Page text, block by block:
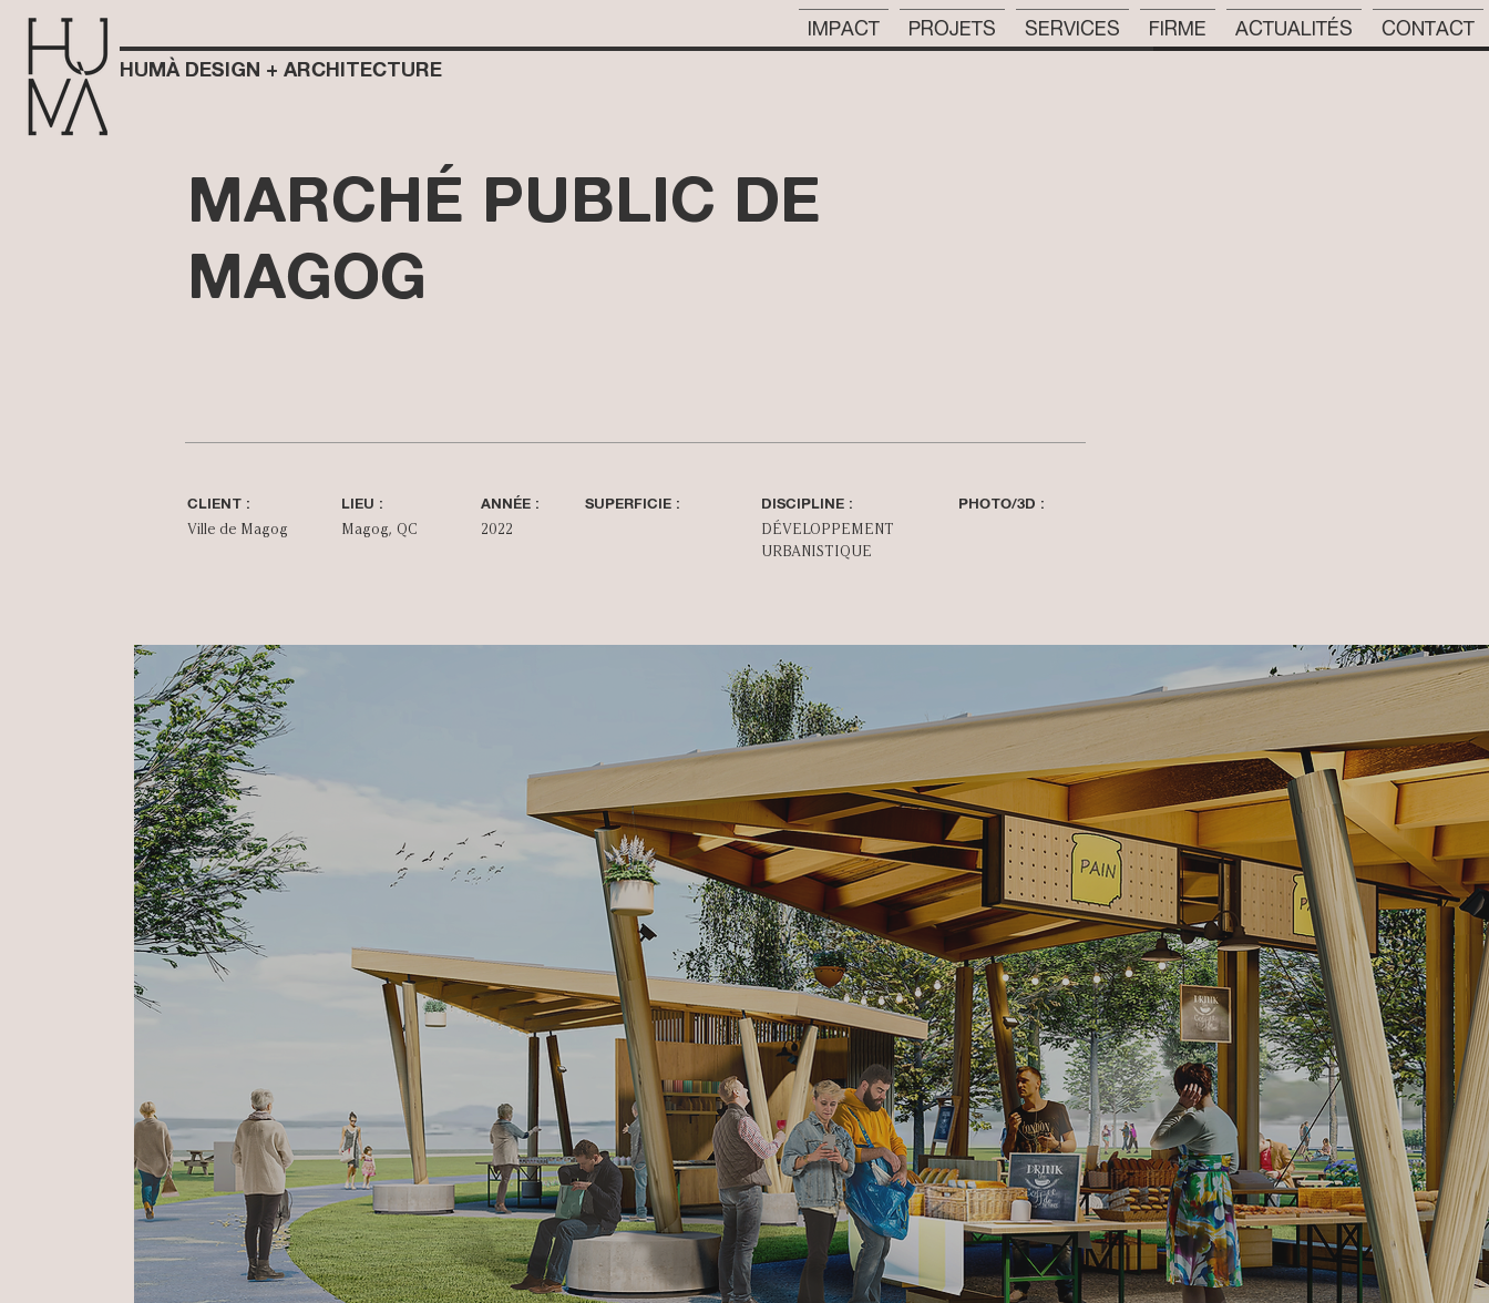
IMPACT PROJETS SERVICES FIRME ACTUALITÉS CONTACT
HUMÀ DESIGN + ARCHITECTURE
MARCHÉ PUBLIC DE
MAGOG
CLIENT :
Ville de Magog
LIEU :
Magog, QC
ANNÉE : SUPERFICIE :
2022
DISCIPLINE :
DÉVELOPPEMENT
URBANISTIQUE
PHOTO/3D :